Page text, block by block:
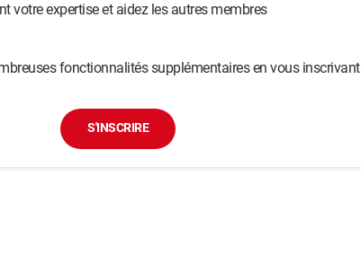
votre expertise et aidez les autres membres
fonctionnalités supplémentaires en vous inscrivant
S'INSCRIRE